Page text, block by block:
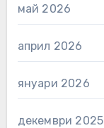
май 2026
април 2026
януари 2026
декември 2025